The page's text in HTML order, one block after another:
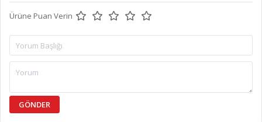
Ürüne Puan Verin
GÖNDER